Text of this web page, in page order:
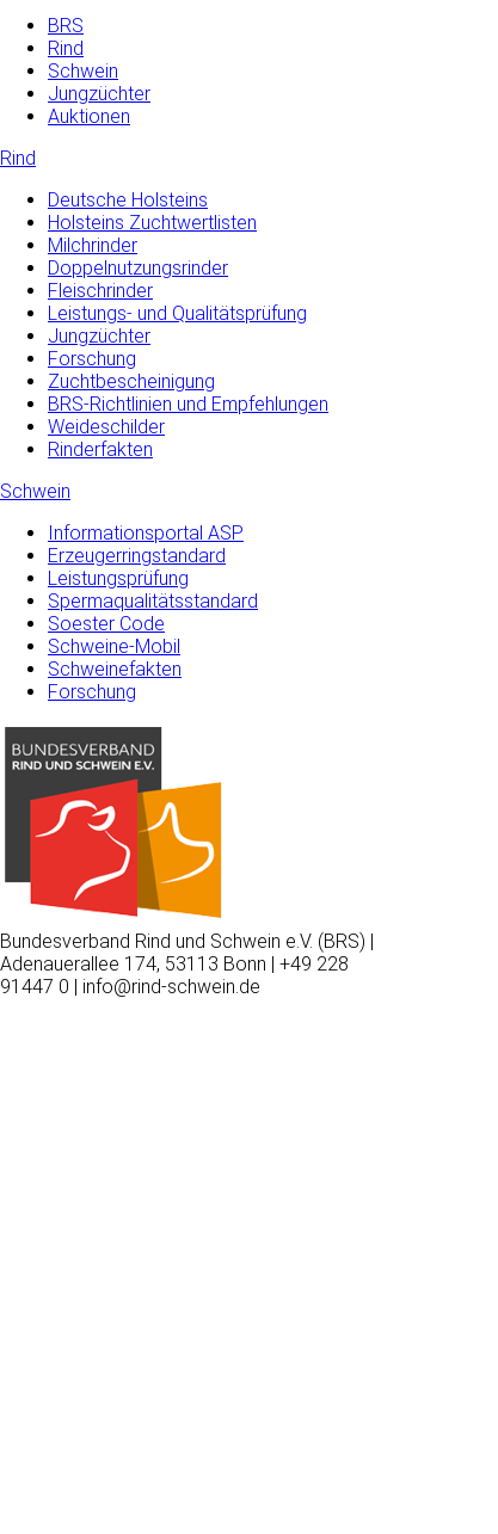
BRS
Rind
Schwein
Jungzüchter
Auktionen
Rind
Deutsche Holsteins
Holsteins Zuchtwertlisten
Milchrinder
Doppelnutzungsrinder
Fleischrinder
Leistungs- und Qualitätsprüfung
Jungzüchter
Forschung
Zuchtbescheinigung
BRS-Richtlinien und Empfehlungen
Weideschilder
Rinderfakten
Schwein
Informationsportal ASP
Erzeugerringstandard
Leistungsprüfung
Spermaqualitätsstandard
Soester Code
Schweine-Mobil
Schweinefakten
Forschung
Bundesverband Rind und Schwein e.V. (BRS) |
Adenauerallee 174, 53113 Bonn | +49 228
91447 0 | info@rind-schwein.de